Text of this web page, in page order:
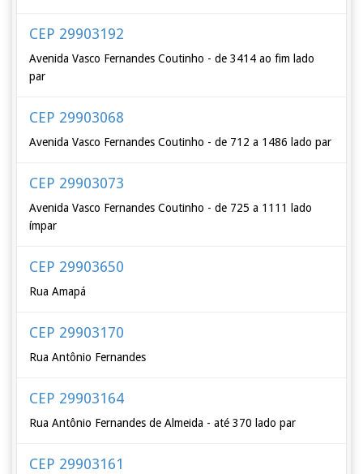
CEP 29903192
Avenida Vasco Fernandes Coutinho - de 3414 ao fim lado
par
CEP 29903068
Avenida Vasco Fernandes Coutinho - de 712 a 1486 lado par
CEP 29903073
Avenida Vasco Fernandes Coutinho - de 725 a 1111 lado
ímpar
CEP 29903650
Rua Amapá
CEP 29903170
Rua Antônio Fernandes
CEP 29903164
Rua Antônio Fernandes de Almeida - até 370 lado par
CEP 29903161